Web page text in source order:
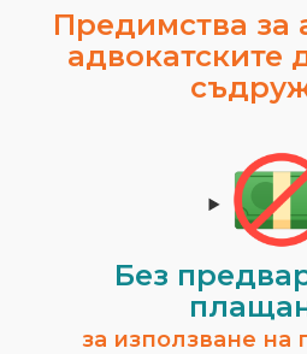
Предимства за
адвокатските
Без
за използване на